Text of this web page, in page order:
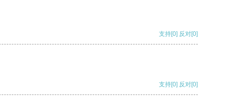
支持[0] 反对[0]
支持[0] 反对[0]